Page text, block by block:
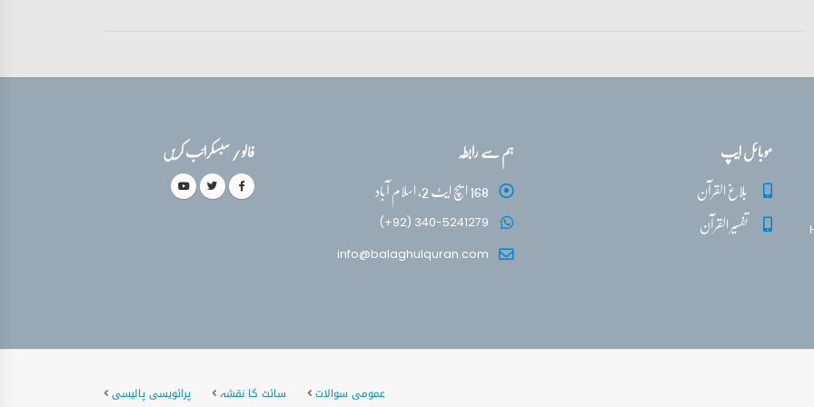
موبائل ایپ
بلاغ القرآن
تفسیر القرآن
ہم سے رابطہ
168 ایچ ایٹ 2، اسلام آباد
(+92) 340-5241279
info@balaghulquran.com
فالو / سبسکرائب کریں
عمومی سوالات سائٹ کا نقشہ پرائویسی پالیسی